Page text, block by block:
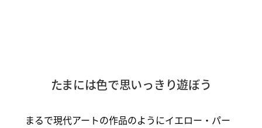
たまには色で思いっきり遊ぼう
まるで現代アートの作品のようにイエロー・パー